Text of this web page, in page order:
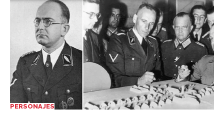
PERSONAJES